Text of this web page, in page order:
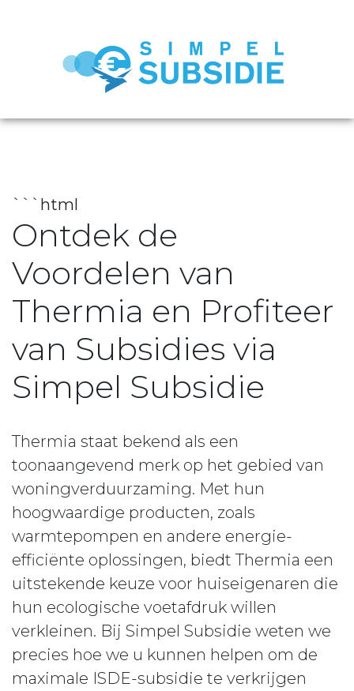
```html
Ontdek de
Voordelen van
Thermia en Profiteer
van Subsidies via
Simpel Subsidie
Thermia staat bekend als een
toonaangevend merk op het gebied van
woningverduurzaming. Met hun
hoogwaardige producten, zoals
warmtepompen en andere energie-
efficiënte oplossingen, biedt Thermia een
uitstekende keuze voor huiseigenaren die
hun ecologische voetafdruk willen
verkleinen. Bij Simpel Subsidie weten we
precies hoe we u kunnen helpen om de
maximale ISDE-subsidie te verkrijgen